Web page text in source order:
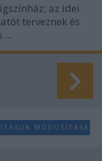
az idei
terveznek és
...
MÓDOSÍTÁSA